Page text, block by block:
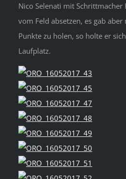
Nico Selenati mit Schrittmacher
vom Feld absetzen, es gab
Punkte zu holen, so holte er
Laufplatz.